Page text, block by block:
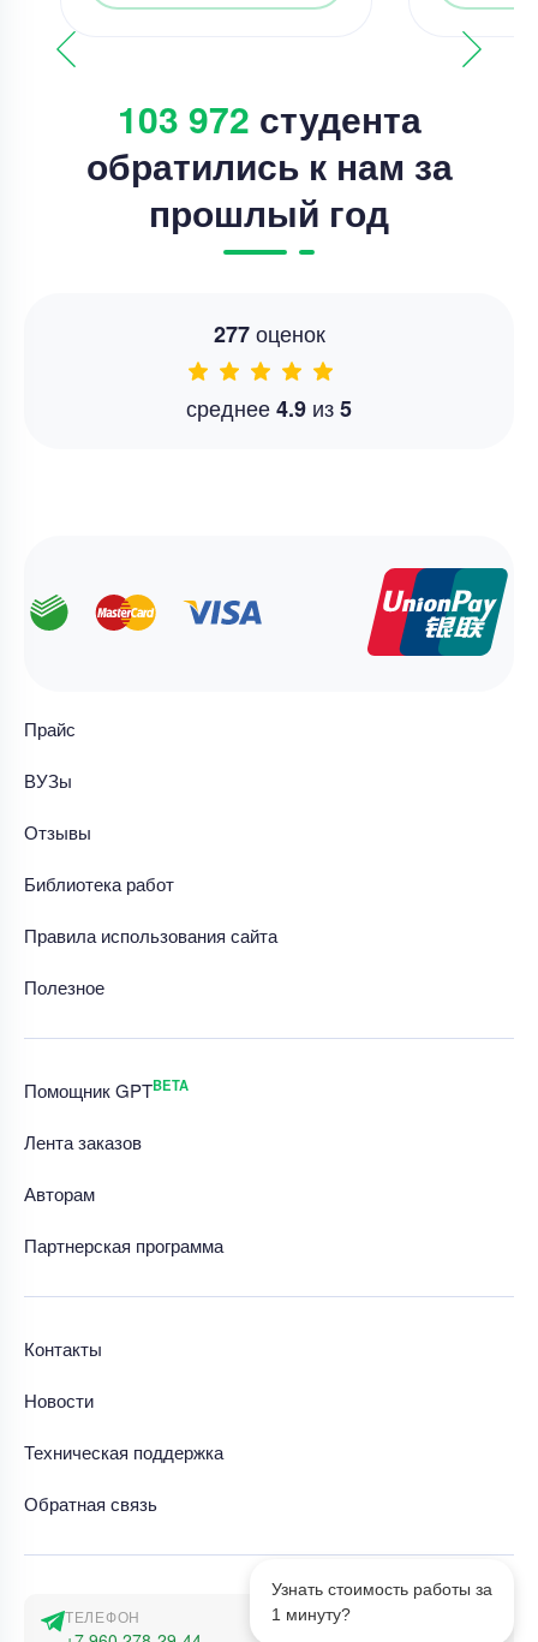
103 972 студента
обратились к нам за
прошлый год
277оценок
среднее4.9 из5
Узнать стоимость работы за
1 минуту?
Прайс
ВУЗы
Отзывы
Библиотека работ
Правила использования сайта
Полезное
Помощник GPTBETA
Лента заказов
Авторам
Партнерская программа
Контакты
Новости
Техническая поддержка
Обратная связь
ТЕЛЕФОН